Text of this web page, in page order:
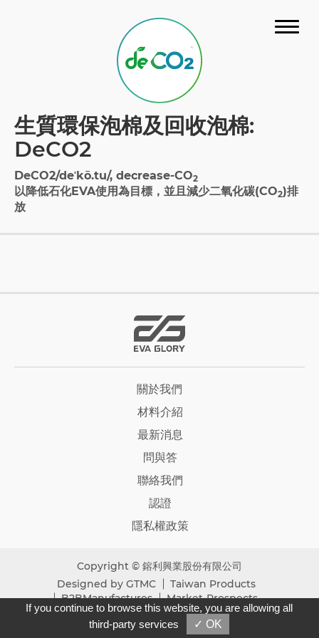
生質環保泡棉及回收泡棉:
DeCO2
DeCO2/deˈkō.tu/, decrease-CO2
以降低石化EVA使用為目標，並且減少二氧化碳(CO2)排
放
關於我們
材料介紹
最新消息
問與答
聯絡我們
認證
隱私權政策
Copyright © 鎔利興業股份有限公司
Designed by GTMC
Taiwan Products
B2BManufactures
Market-Prospects
材料介紹
最新消息
問與答
If you continue to browse this website, you are allowing all
third-party services
✓ OK